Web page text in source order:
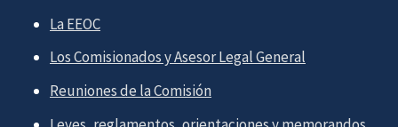
La EEOC
Los Comisionados y Asesor Legal General
Reuniones de la Comisión